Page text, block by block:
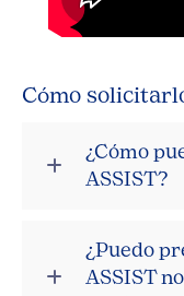
Cómo
¿Cómo
ASSIST?
¿Puedo
ASSIST